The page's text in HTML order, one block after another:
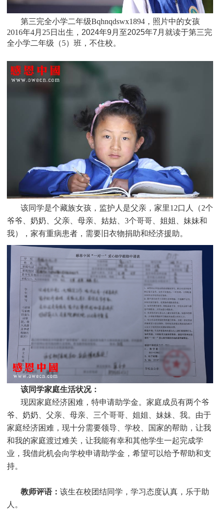
第三完全小学二年级Bqhnqdswx1894，照片中的女孩
2016年4月25日 出生， 2024年9月至2025年7月就读于第三完
全小学二年级（5）班 ，不住校。
该同学是个藏族女孩，监护人是父亲，家里12口人（2个
爷爷、奶奶、父亲、母亲、姑姑、3个哥哥、姐姐、妹妹和
我），家有重病患者，需要旧衣物捐助和经济援助。
该同学家庭生活状况：
现因家庭经济困难，特申请助学金。家庭成员有两个爷
爷、奶奶、父亲、母亲、三个哥哥、姐姐、妹妹、我。由于
家庭经济困难，现十分需要领导、学校、国家的帮助，让我
和我的家庭渡过难关，让我能有幸和其他学生一起完成学
业，我借此机会向学校申请助学金，希望可以给予帮助和支
持。
教师评语： 该生在校团结同学，学习态度认真，乐于助
人。